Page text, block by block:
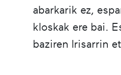
abarkarik ez,
kloskak ere bai.
baziren Irisarrin